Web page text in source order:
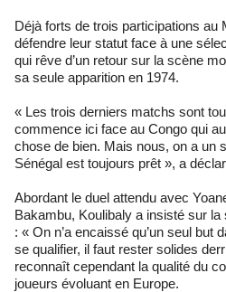
Déjà forts de trois participations au
défendre leur statut face à une
qui rêve d’un retour sur la scène
sa seule apparition en 1974.
« Les trois derniers matchs sont
commence ici face au Congo qui
chose de bien. Mais nous, on a un
Sénégal est toujours prêt », a
Abordant le duel attendu avec
Bakambu, Koulibaly a insisté sur
: « On n’a encaissé qu’un seul but
se qualifier, il faut rester solides
reconnaît cependant la qualité du
joueurs évoluant en Europe.